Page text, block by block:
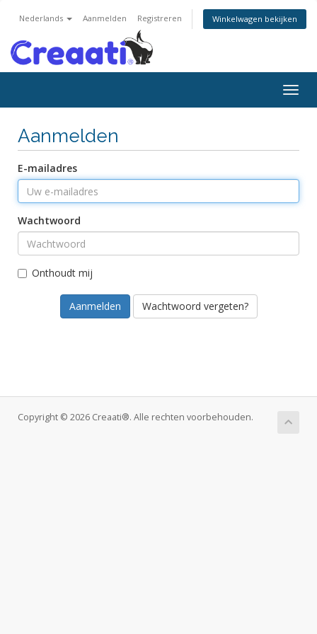
Nederlands Aanmelden Registreren Winkelwagen bekijken
in-/
Aanmelden
E-mailadres
Wachtwoord
Onthoudt mij
Wachtwoord vergeten?
Copyright © 2026 Creaati®. Alle rechten voorbehouden.